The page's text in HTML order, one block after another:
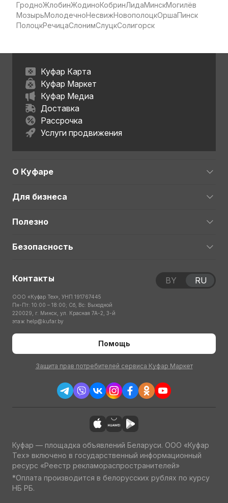
ГродноЖлобинЖодиноКобринЛидаМинскМогилёв
МозырьМолодечноНесвижНовополоцкОршаПинск
ПолоцкРечицаСлонимСлуцкСолигорск
Куфар Карта
Куфар Маркет
Куфар Медиа
Доставка
Рассрочка
Услуги продвижения
О Куфаре
Для бизнеса
Полезно
Безопасность
Контакты
ООО «Куфар Тех», УНП 191767445
Пн-Пт: 10:00 – 18:00; Сб, Вс: Выходной
220029, г. Минск, ул. Красная 7А-2, 3-й
этаж help@kufar.by
Помощь
Защита прав потребителей сервиса Куфар Маркет
BY RU
Куфар — площадка объявлений Беларуси. ООО «Куфар
Тех» включено в государственный информационный
ресурс «Реестр рекламораспространителей»
*Оплата производится в белорусских рублях по курсу
НБ РБ.